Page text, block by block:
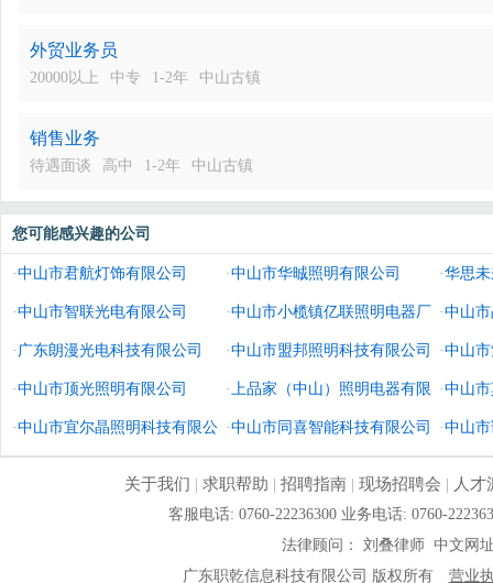
外贸业务员
20000以上 中专 1-2年 中山古镇
销售业务
待遇面谈 高中 1-2年 中山古镇
您可能感兴趣的公司
·中山市君航灯饰有限公司 ·中山市华晠照明有限公司 ·华思
造有限
·中山市智联光电有限公司 ·中山市小榄镇亿联照明电器厂 ·中山
·广东朗漫光电科技有限公司 ·中山市盟邦照明科技有限公司 ·中山
·中山市顶光照明有限公司 ·上品家（中山）照明电器有限
公司
·中山
·中山市宜尔晶照明科技有限公 ·中山市同喜智能科技有限公司 ·中山
关于我们 | 求职帮助 | 招聘指南| 现场招聘会 | 人才
客服电话: 0760-22236300 业务电话: 0760-
法律顾问： 刘叠律师 中文网
广东职乾信息科技有限公司 版权所有
营业